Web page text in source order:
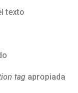
texto
tag apropiada